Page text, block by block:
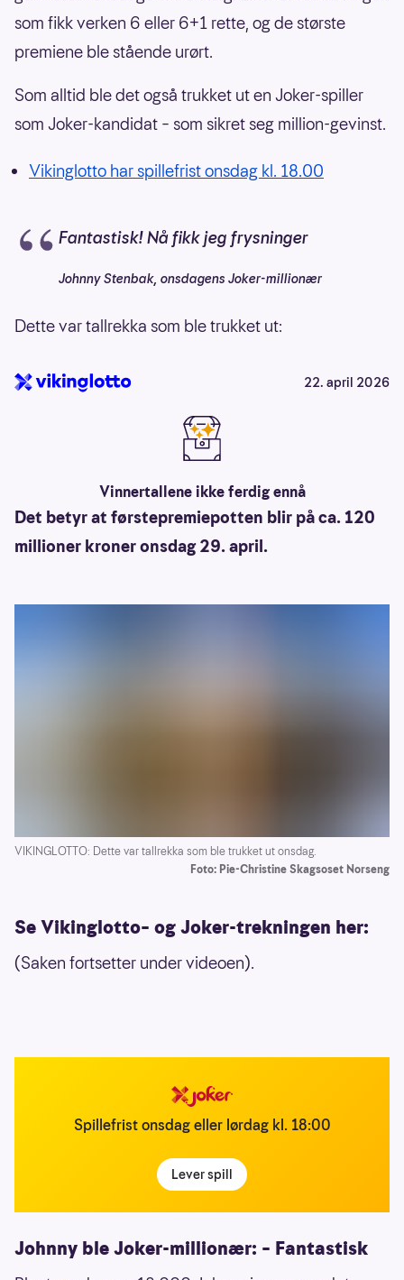
som fikk verken 6 eller 6+1 rette, og de største
premiene ble stående urørt.
Som alltid ble det også trukket ut en Joker-spiller
som Joker-kandidat – som sikret seg million-gevinst.
Vikinglotto har spillefrist onsdag kl. 18.00
Fantastisk! Nå fikk jeg frysninger
Johnny Stenbak, onsdagens Joker-millionær
Dette var tallrekka som ble trukket ut:
22. april 2026
Vinnertallene ikke ferdig ennå
Det betyr at førstepremiepotten blir på ca. 120
millioner kroner onsdag 29. april.
VIKINGLOTTO: Dette var tallrekka som ble trukket ut onsdag.
Foto: Pie-Christine Skagsoset Norseng
Se Vikinglotto– og Joker-trekningen her:
(Saken fortsetter under videoen).
Spillefrist onsdag eller lørdag kl. 18:00
Lever spill
Johnny ble Joker-millionær: – Fantastisk